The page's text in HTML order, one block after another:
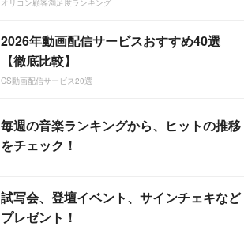
オリコン顧客満足度ランキング
2026年動画配信サービスおすすめ40選
【徹底比較】
CS動画配信サービス20選
毎週の音楽ランキングから、ヒットの推移
をチェック！
試写会、登壇イベント、サインチェキなど
プレゼント！